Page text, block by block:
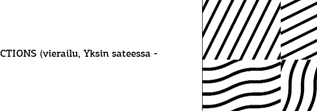
(vierailu, Yksin sateessa -